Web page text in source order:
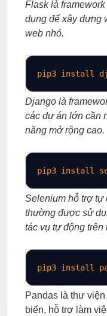
Flask là
dụng để xây dựng
web nhỏ.
pip3 install
Django là
các dự án lớn cần
năng mở rộng cao.
pip3 install
Selenium hỗ trợ tự
thường được sử
tác vụ tự động trên
pip3 install
Pandas là thư
biến, hỗ trợ làm